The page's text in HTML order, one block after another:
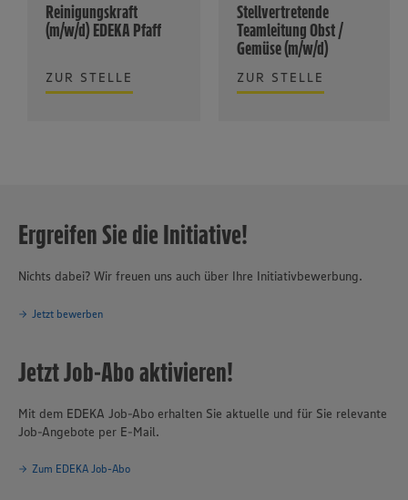
Reinigungskraft
(m/w/d) EDEKA Pfaff
ZUR STELLE
Stellvertretende
Teamleitung Obst /
Gemüse (m/w/d)
ZUR STELLE
Ergreifen Sie die Initiative!
Nichts dabei? Wir freuen uns auch über Ihre Initiativbewerbung.
Jetzt bewerben
Jetzt Job-Abo aktivieren!
Mit dem EDEKA Job-Abo erhalten Sie aktuelle und für Sie relevante
Job-Angebote per E-Mail.
Zum EDEKA Job-Abo